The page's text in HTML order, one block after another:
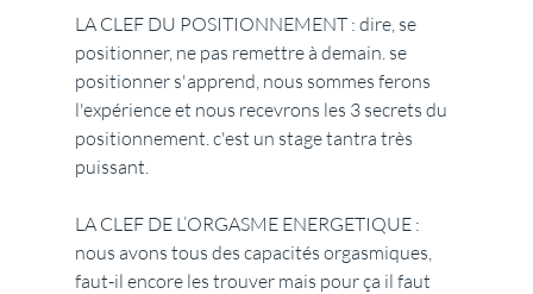
LA CLEF DU POSITIONNEMENT : dire, se
positionner, ne pas remettre à demain. se
positionner s'apprend, nous sommes ferons
l'expérience et nous recevrons les 3 secrets du
positionnement. c'est un stage tantra très
puissant.
LA CLEF DE L’ORGASME ENERGETIQUE :
nous avons tous des capacités orgasmiques,
faut-il encore les trouver mais pour ça il faut